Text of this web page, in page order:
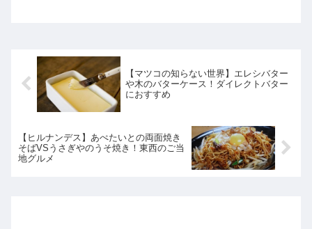
【マツコの知らない世界】エレシバター
や木のバターケース！ダイレクトバター
におすすめ
【ヒルナンデス】あぺたいとの両面焼き
そばVSうさぎやのうそ焼き！東西のご当
地グルメ